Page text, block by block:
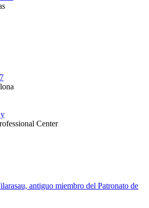
Center
antiguo miembro del Patronato de